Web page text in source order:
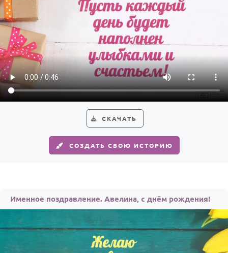
СКАЧАТЬ
СОЗДАТЬ СВОЮ ИСТОРИЮ
Именное поздравление. Авелина, с днём рождения!